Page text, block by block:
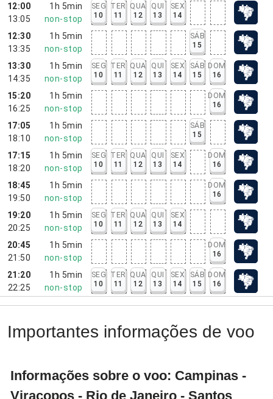
12:00
13:05
1h 5min
non-stop
SEG
10
TER
11
QUA
12
QUI
13
SEX
14
12:30
13:35
1h 5min
non-stop
SÁB
15
13:30
14:35
1h 5min
non-stop
SEG
10
TER
11
QUA
12
QUI
13
SEX
14
SÁB
15
DOM
16
15:20
16:25
1h 5min
non-stop
DOM
16
17:05
18:10
1h 5min
non-stop
SÁB
15
17:15
18:20
1h 5min
non-stop
SEG
10
TER
11
QUA
12
QUI
13
SEX
14
DOM
16
18:45
19:50
1h 5min
non-stop
DOM
16
19:20
20:25
1h 5min
non-stop
SEG
10
TER
11
QUA
12
QUI
13
SEX
14
20:45
21:50
1h 5min
non-stop
DOM
16
21:20
22:25
1h 5min
non-stop
SEG
10
TER
11
QUA
12
QUI
13
SEX
14
SÁB
15
DOM
16
Importantes informações de voo
Informações sobre o voo: Campinas -
Viracopos - Rio de Janeiro - Santos